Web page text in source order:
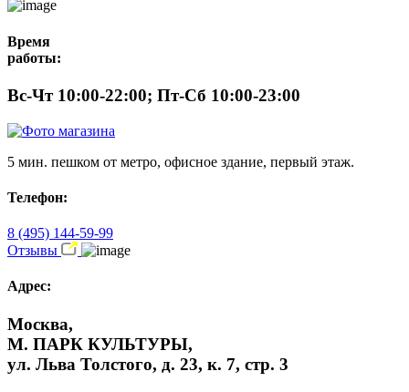
Время
работы:
Вс-Чт 10:00-22:00; Пт-Сб 10:00-23:00
5 мин. пешком от метро, офисное здание, первый этаж.
Телефон:
8 (495) 144-59-99
Отзывы
Адрес:
Москва,
М. ПАРК КУЛЬТУРЫ,
ул. Льва Толстого, д. 23, к. 7, стр. 3